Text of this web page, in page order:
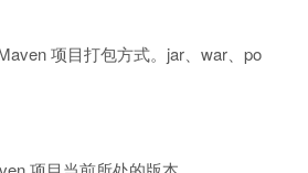
项目打包方式。jar、war、po